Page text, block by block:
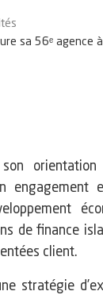
sa 56ᵉ agence
orientation
engagement
de finance
client.
stratégie